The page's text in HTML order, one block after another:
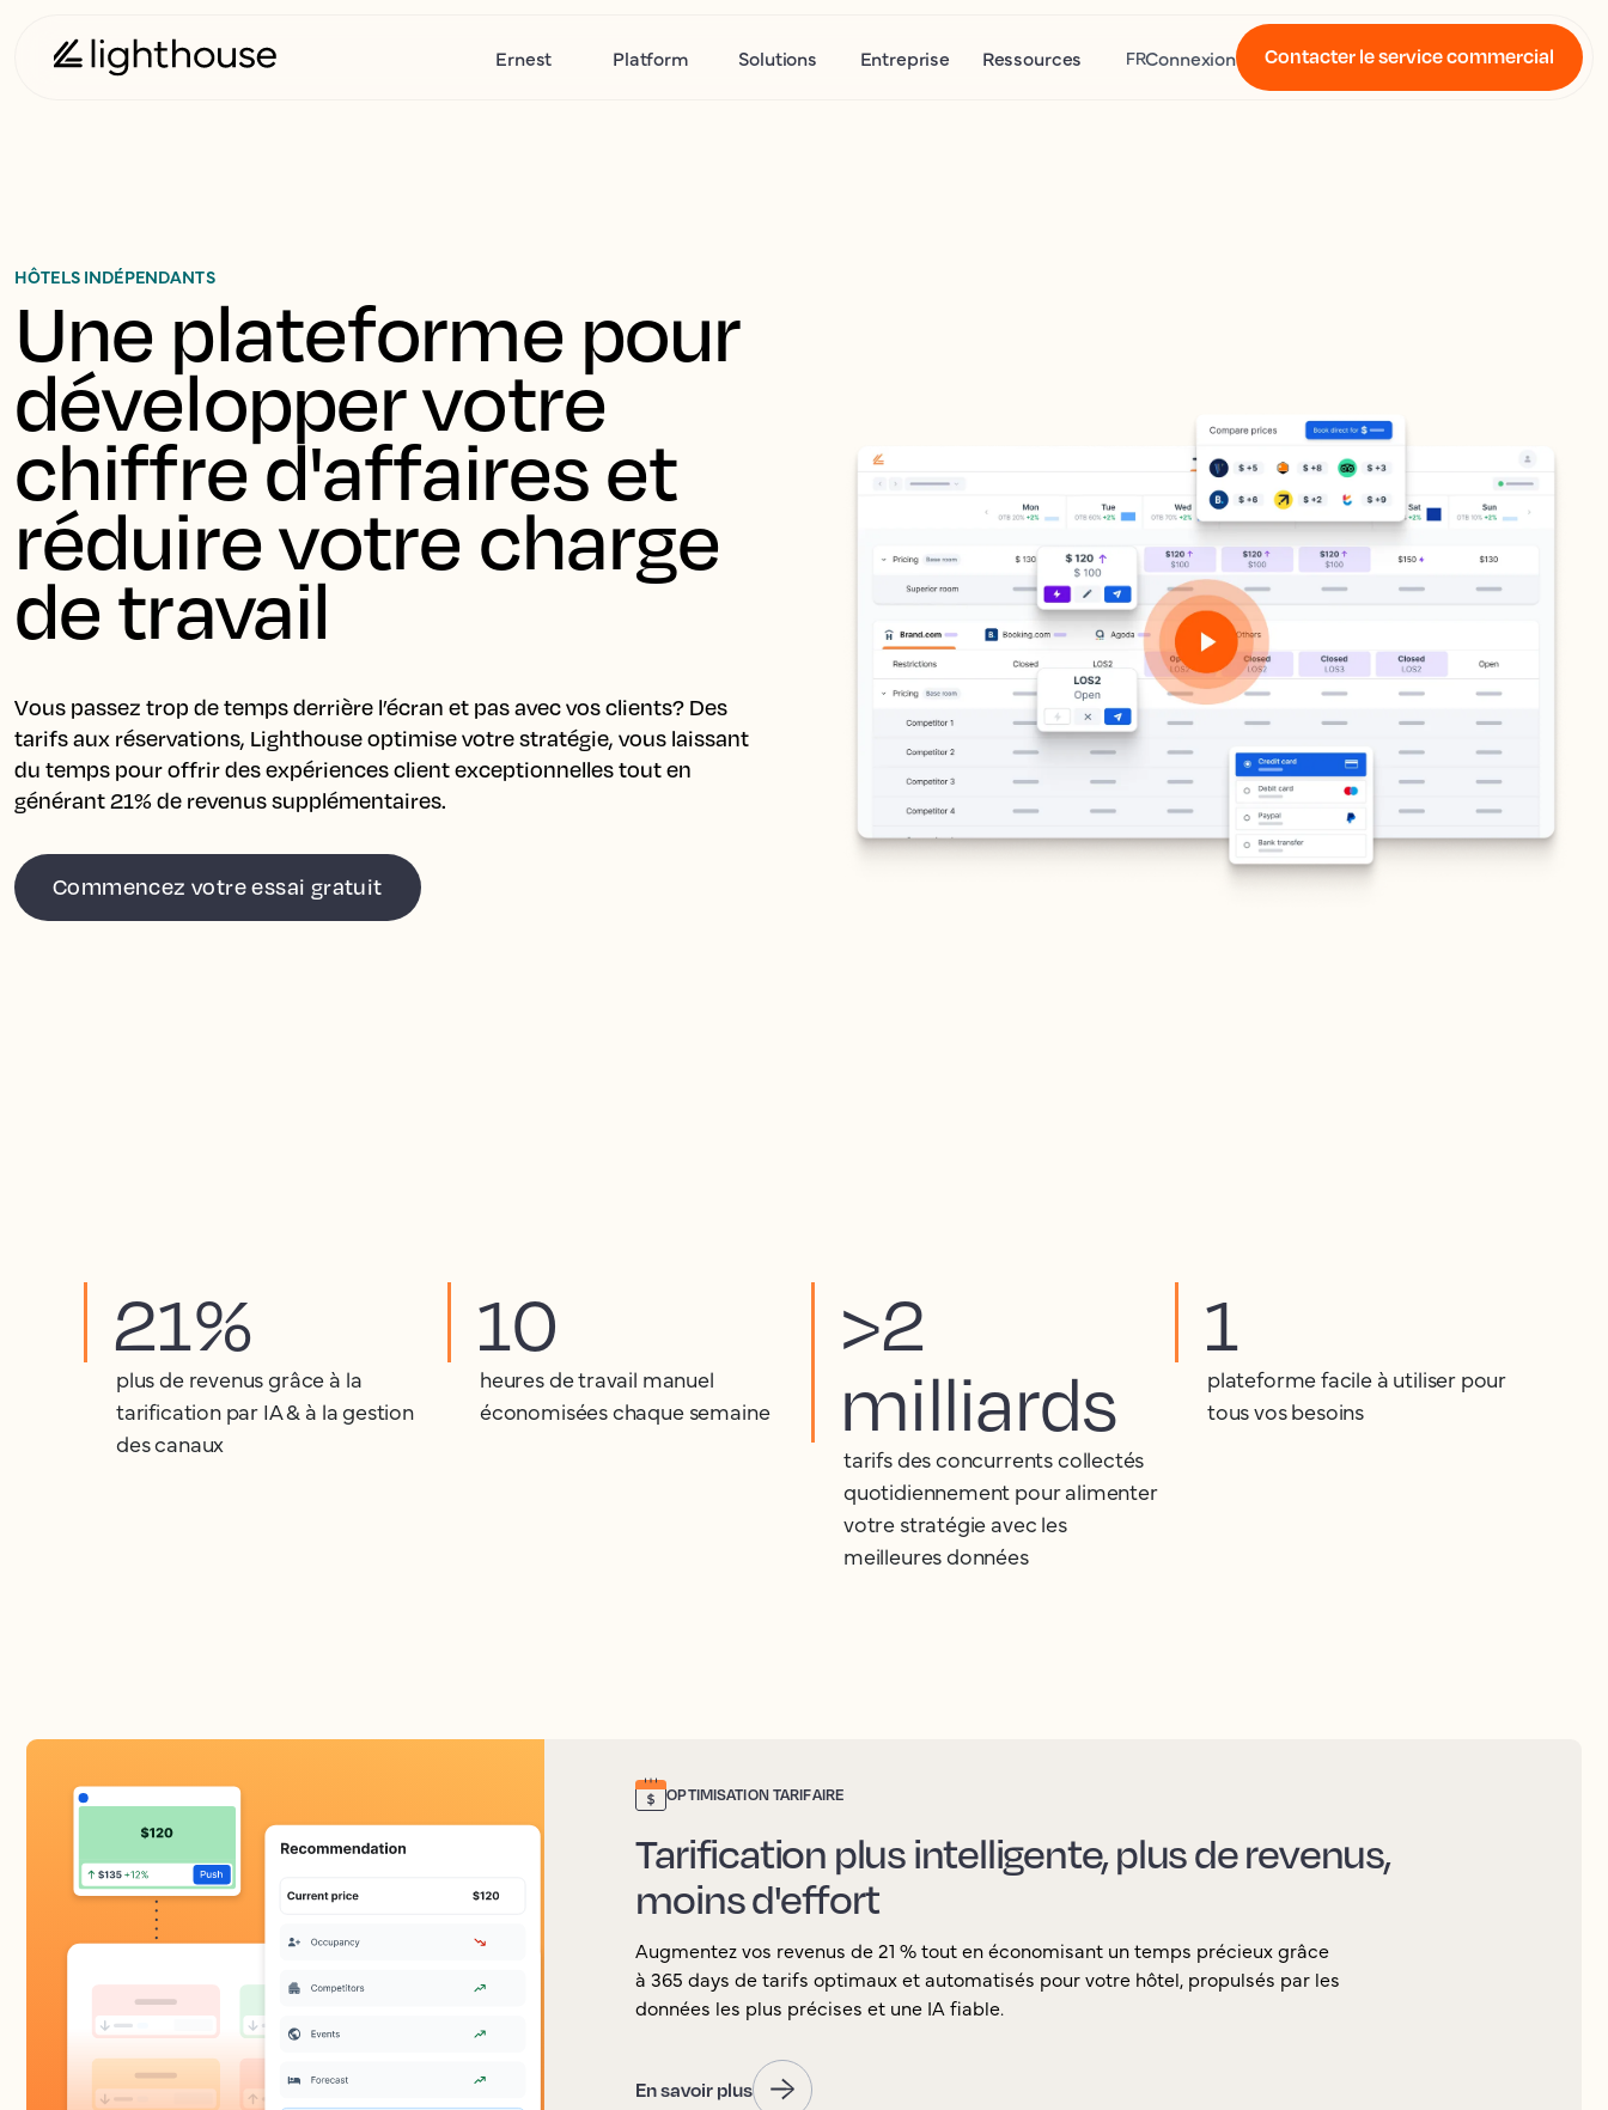
Ernest Platform Solutions Entreprise Ressources FRConnexion Contacter le service commercial
HÔTELS INDÉPENDANTS
Une plateforme pour
développer votre
chiffre d'affaires et
réduire votre charge
de travail
Vous passez trop de temps derrière l’écran et pas avec vos clients? Des
tarifs aux réservations, Lighthouse optimise votre stratégie, vous laissant
du temps pour offrir des expériences client exceptionnelles tout en
générant 21% de revenus supplémentaires.
Commencez votre essai gratuit
21%
plus de revenus grâce à la
tarification par IA & à la gestion
des canaux
10
heures de travail manuel
économisées chaque semaine
>2
milliards
tarifs des concurrents collectés
quotidiennement pour alimenter
votre stratégie avec les
meilleures données
1
plateforme facile à utiliser pour
tous vos besoins
OPTIMISATION TARIFAIRE
Tarification plus intelligente, plus de revenus,
moins d'effort
Augmentez vos revenus de 21 % tout en économisant un temps précieux grâce
à 365 days de tarifs optimaux et automatisés pour votre hôtel, propulsés par les
données les plus précises et une IA fiable.
En savoir plus